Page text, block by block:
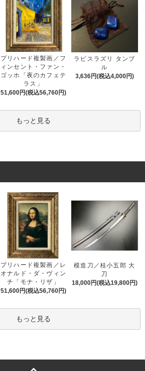
プリハード複製画／フ
ィンセント・ファン・
ゴッホ「夜のカフェテ
ラス」
51,600円(税込56,760円)
ラピスラズリ タンブ
ル
3,636円(税込4,000円)
もっと見る
プリハード複製画／レ
オナルド・ダ・ヴィン
チ「モナ・リザ」
51,600円(税込56,760円)
模造刀／桂小五郎 大
刀
18,000円(税込19,800円)
もっと見る